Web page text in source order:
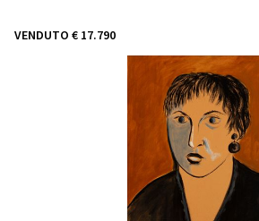
VENDUTO € 17.790